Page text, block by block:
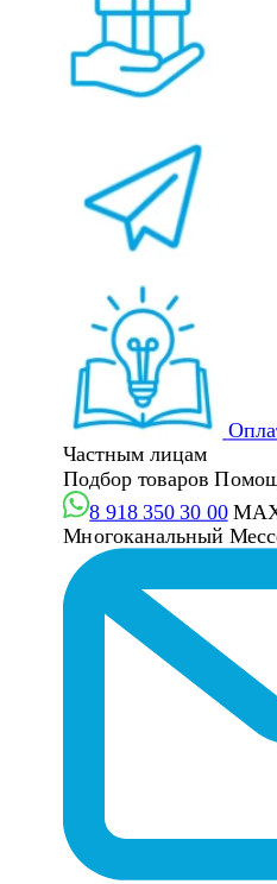
Частным лицам
Подбор товаров
8 918 350 30 00
Многоканальный